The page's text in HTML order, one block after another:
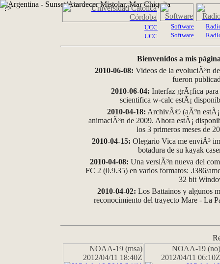
?>
UCC
UCC
Software
Software
Bienvenidos a mis
2010-06-08: Videos de la evoluciÃ³n
fueron
2010-06-04: Interfaz grÃ¡fica
scientifica w-calc estÃ¡
2010-04-18: ArchivÃ© (aÃºn
animaciÃ³n de 2009. Ahora estÃ¡
los 3 primeros meses de
2010-04-15: Olegario Vica me enviÃ³
botadura de su kayak
2010-04-08: Una versiÃ³n nueva del
FC 2 (0.9.35) en varios formatos: .i386/
32 bit
2010-04-02: Los Battainos y algunos
reconocimiento del trayecto Mare - La
NOAA-19 (msa)
2012/04/11 18:40Z
NOAA-19 (no)
2012/04/11 06:10Z